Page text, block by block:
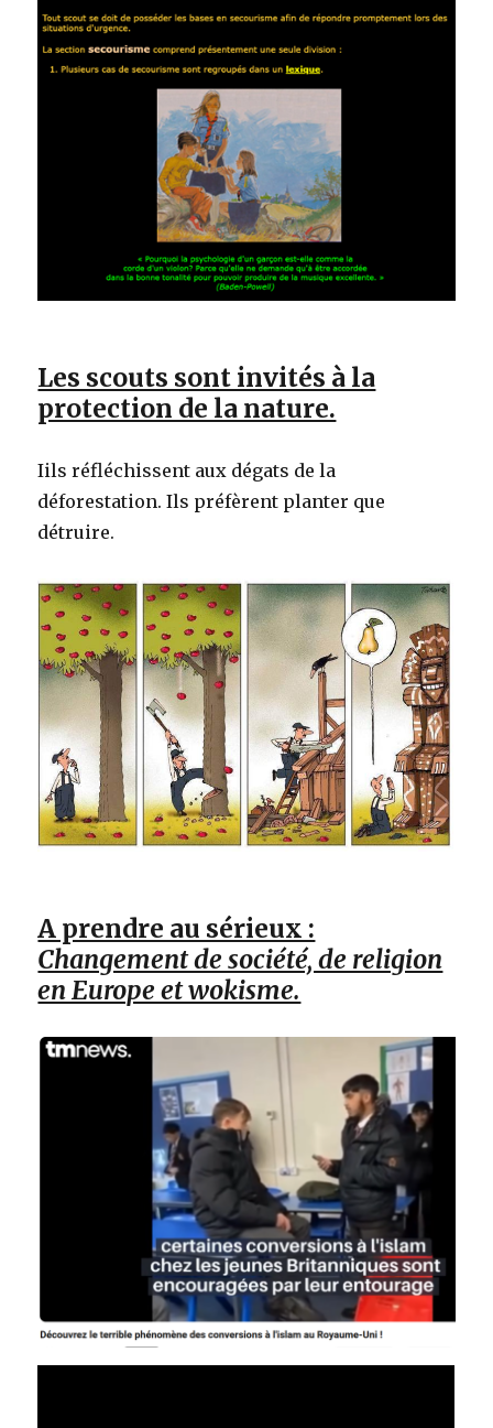
Les scouts sont invités à la
protection de la nature.
Iils réfléchissent aux dégats de la
déforestation. Ils préfèrent planter que
détruire.
A prendre au sérieux :
Changement de société, de religion
en Europe et wokisme.